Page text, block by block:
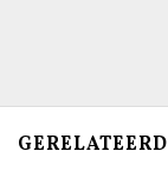
GERELATEERD